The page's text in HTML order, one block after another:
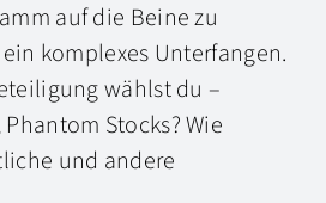
auf die Beine zu
komplexes Unterfangen.
wählst du –
Stocks? Wie
und andere